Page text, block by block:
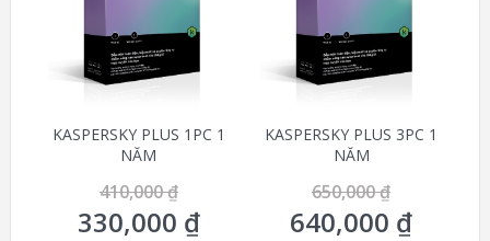
KASPERSKY PLUS 1PC 1
NĂM
410,000₫
330,000 ₫
KASPERSKY PLUS 3PC 1
NĂM
650,000₫
640,000 ₫